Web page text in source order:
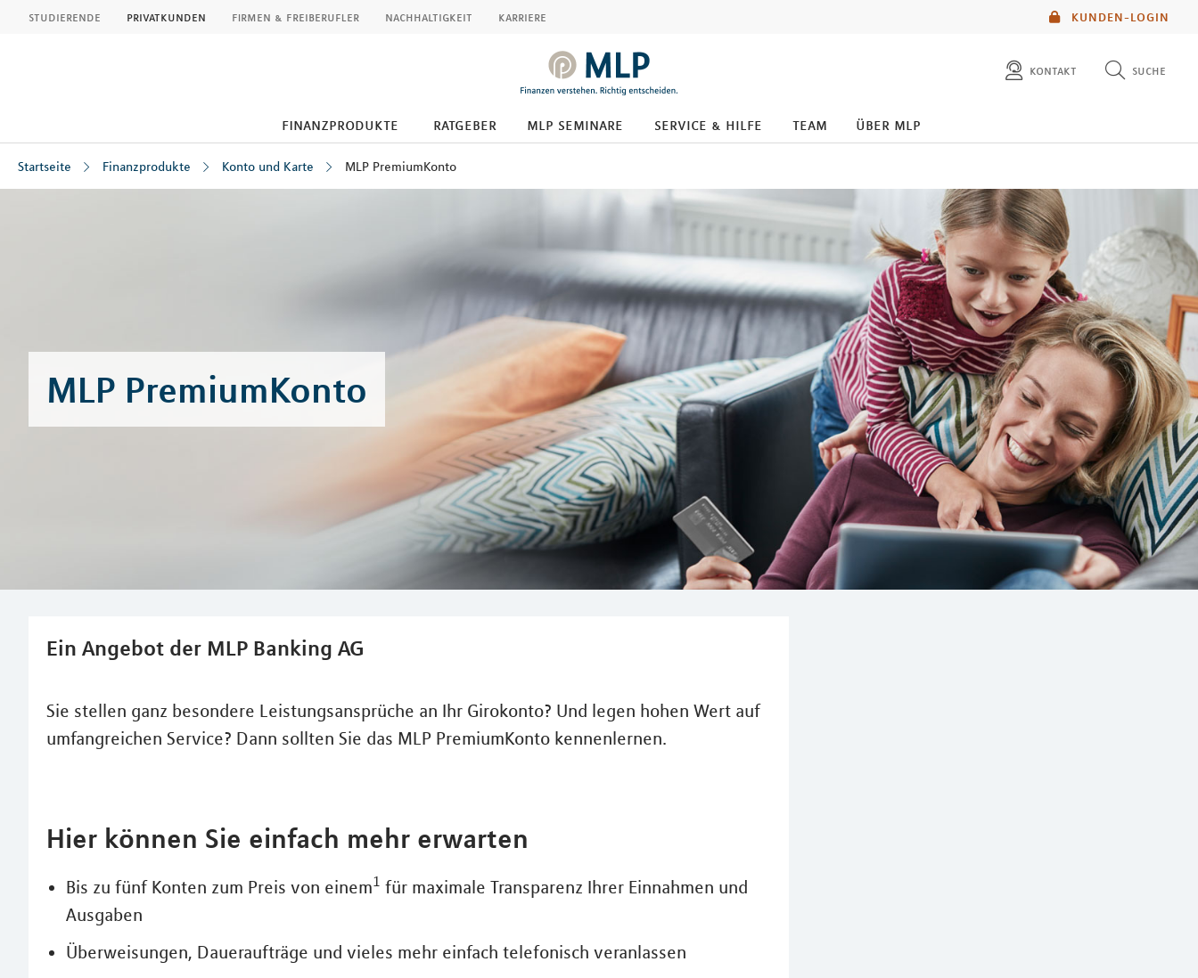
KUNDEN-LOGIN
studierende privatkunden firmen & freiberufler nachhaltigkeit karriere
kontakt suche
finanzprodukte ratgeber mlp seminare service & hilfe team über mlp
Startseite Finanzprodukte Konto und Karte MLP PremiumKonto
MLP PremiumKonto
Ein Angebot der MLP Banking AG
Sie stellen ganz besondere Leistungsansprüche an Ihr Girokonto? Und legen hohen Wert auf
umfangreichen Service? Dann sollten Sie das MLP PremiumKonto kennenlernen.
Hier können Sie einfach mehr erwarten
Bis zu fünf Konten zum Preis von einem1 für maximale Transparenz Ihrer Einnahmen und
Ausgaben
Überweisungen, Daueraufträge und vieles mehr einfach telefonisch veranlassen